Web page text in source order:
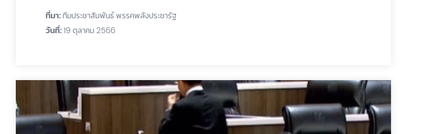
ที่มา:ทีมประชาสัมพันธ์ พรรคพลังประชารัฐ
วันที่:19 ตุลาคม 2566